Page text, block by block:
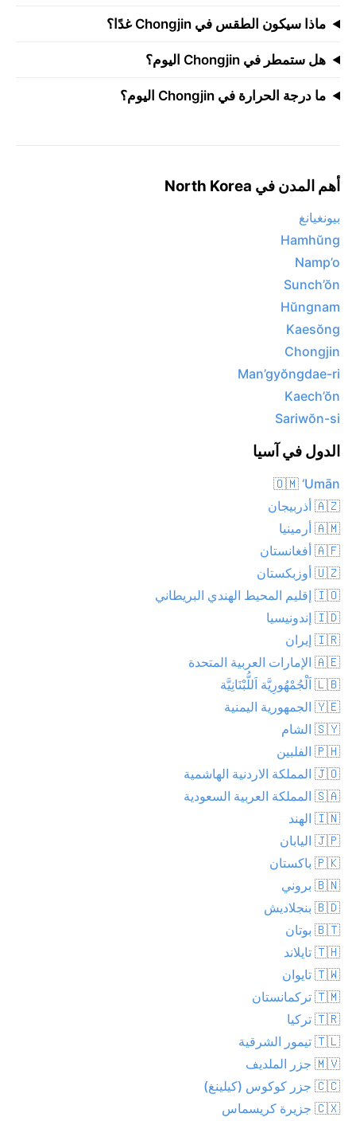
ماذا سيكون الطقس في Chongjin غدًا؟
هل ستمطر في Chongjin اليوم؟
ما درجة الحرارة في Chongjin اليوم؟
أهم المدن في North Korea
بيونغيانغ
Hamhŭng
Namp’o
Sunch’ŏn
Hŭngnam
Kaesŏng
Chongjin
Man’gyŏngdae-ri
Kaech’ŏn
Sariwŏn-si
الدول في آسيا
🇴🇲 ‘Umān
🇦🇿 أذربيجان
🇦🇲 أرمينيا
🇦🇫 أفغانستان
🇺🇿 أوزبكستان
🇮🇴 إقليم المحيط الهندي البريطاني
🇮🇩 إندونيسيا
🇮🇷 إيران
🇦🇪 الإمارات العربية المتحدة
🇱🇧 اَلْجُمْهُورِيَّة اَللُّبْنَانِيَّة
🇾🇪 الجمهورية اليمنية
🇸🇾 الشام
🇵🇭 الفلبين
🇯🇴 المملكة الاردنية الهاشمية
🇸🇦 المملكة العربية السعودية
🇮🇳 الهند
🇯🇵 اليابان
🇵🇰 باكستان
🇧🇳 بروني
🇧🇩 بنجلاديش
🇧🇹 بوتان
🇹🇭 تايلاند
🇹🇼 تايوان
🇹🇲 تركمانستان
🇹🇷 تركيا
🇹🇱 تيمور الشرقية
🇲🇻 جزر الملديف
🇨🇨 جزر كوكوس (كيلينغ)
🇨🇽 جزيرة كريسماس